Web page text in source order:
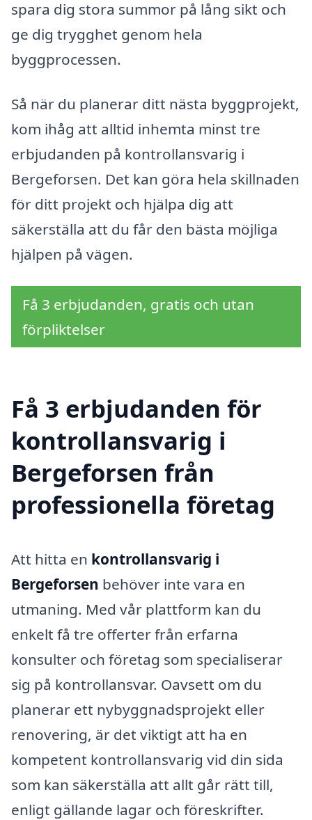
spara dig stora summor på lång sikt och
ge dig trygghet genom hela
byggprocessen.
Så när du planerar ditt nästa byggprojekt,
kom ihåg att alltid inhemta minst tre
erbjudanden på kontrollansvarig i
Bergeforsen. Det kan göra hela skillnaden
för ditt projekt och hjälpa dig att
säkerställa att du får den bästa möjliga
hjälpen på vägen.
Få 3 erbjudanden, gratis och utan
förpliktelser
Få 3 erbjudanden för
kontrollansvarig i
Bergeforsen från
professionella företag
Att hitta en kontrollansvarig i
Bergeforsen behöver inte vara en
utmaning. Med vår plattform kan du
enkelt få tre offerter från erfarna
konsulter och företag som specialiserar
sig på kontrollansvar. Oavsett om du
planerar ett nybyggnadsprojekt eller
renovering, är det viktigt att ha en
kompetent kontrollansvarig vid din sida
som kan säkerställa att allt går rätt till,
enligt gällande lagar och föreskrifter.